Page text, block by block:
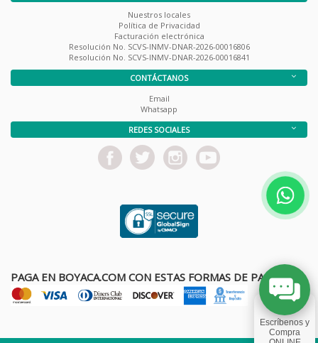
Nuestros locales
Política de Privacidad
Facturación electrónica
Resolución No. SCVS-INMV-DNAR-2026-00016806
Resolución No. SCVS-INMV-DNAR-2026-00016841
CONTÁCTANOS
Email
Whatsapp
REDES SOCIALES
PAGA EN BOYACA.COM CON ESTAS FORMAS DE PAGO